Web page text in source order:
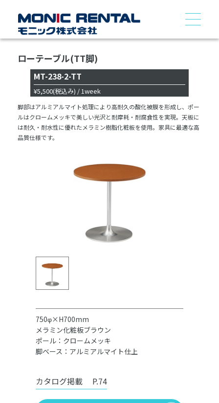
ローテーブル(TT脚)
MT-238-2-TT
¥5,500(税込み) / 1week
脚部はアルミアルマイト処理により高耐久の酸化被膜を形成し、ポー
ルはクロームメッキで美しい光沢と耐摩耗・耐腐食性を実現。天板に
は耐久・耐水性に優れたメラミン樹脂化粧板を使用。家具に最適な高
品質仕様です。
750φ×H700mm
メラミン化粧板ブラウン
ポール：クロームメッキ
脚ベース：アルミアルマイト仕上
カタログ掲載 P.74